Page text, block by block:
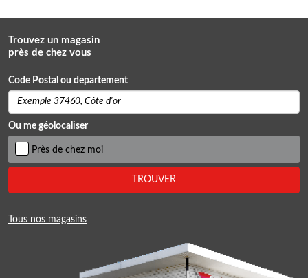
Trouvez un magasin
près de chez vous
Code Postal ou departement
Ou me géolocaliser
Près de chez moi
TROUVER
Tous nos magasins